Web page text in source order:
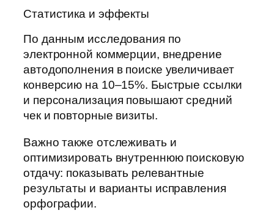
Статистика и эффекты
По данным исследования по
электронной коммерции, внедрение
автодополнения в поиске увеличивает
конверсию на 10–15%. Быстрые ссылки
и персонализация повышают средний
чек и повторные визиты.
Важно также отслеживать и
оптимизировать внутреннюю поисковую
отдачу: показывать релевантные
результаты и варианты исправления
орфографии.